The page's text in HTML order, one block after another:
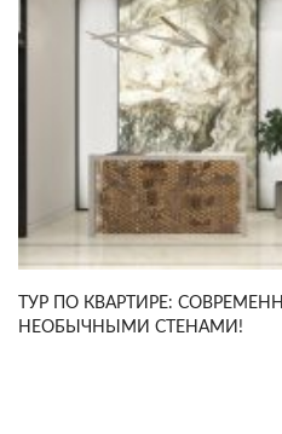
ТУР ПО КВАРТИРЕ:
НЕОБЫЧНЫМИ СТЕНАМИ!